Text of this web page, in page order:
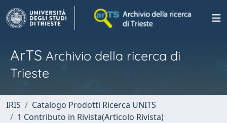
ArTS Archivio della ricerca di
Trieste
IRIS
Catalogo Prodotti Ricerca UNITS
1 Contributo in Rivista(Articolo Rivista)